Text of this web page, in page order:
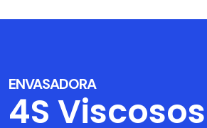
ENVASADORA
4S Viscosos